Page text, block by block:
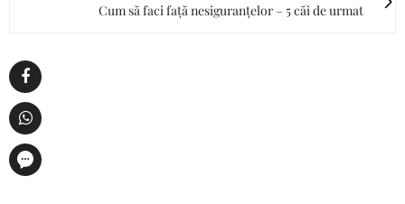
Cum să faci față nesiguranțelor – 5 căi de urmat